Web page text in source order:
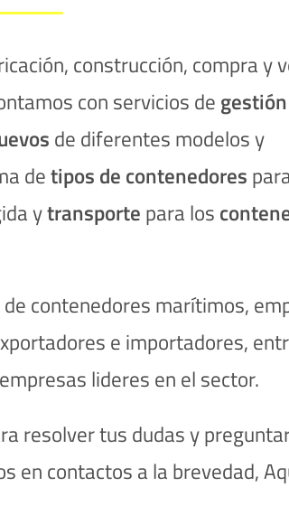
construcción, compra y
con servicios de
de diferentes modelos y
detipos de contenedores
ytransporte para los
contenedores marítimos,
e importadores,
lideres en el sector.
resolver tus dudas y
en contactos a la brevedad,